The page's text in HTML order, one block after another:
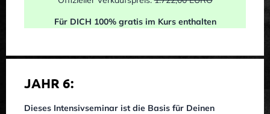
Für DICH 100% gratis im Kurs enthalten
JAHR 6:
Dieses Intensivseminar ist die Basis für Deinen